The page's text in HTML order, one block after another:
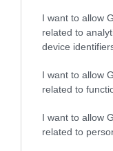
I want to allow
related to
device
I want to allow
related to
I want to allow
related to